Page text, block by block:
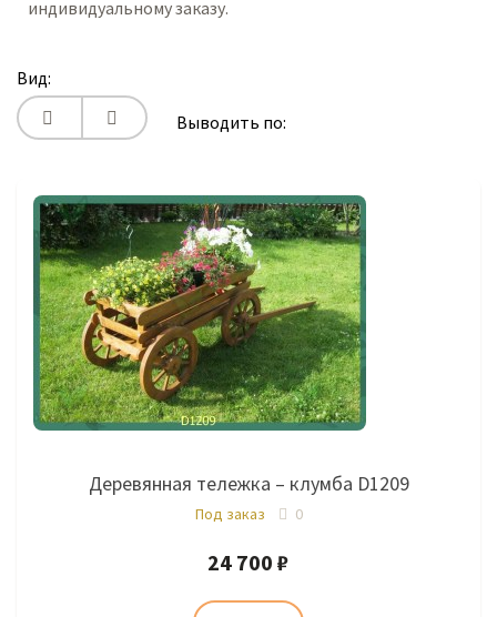
индивидуальному заказу.
Вид:
Выводить по:
Деревянная тележка – клумба D1209
Под заказ 0
24 700 ₽